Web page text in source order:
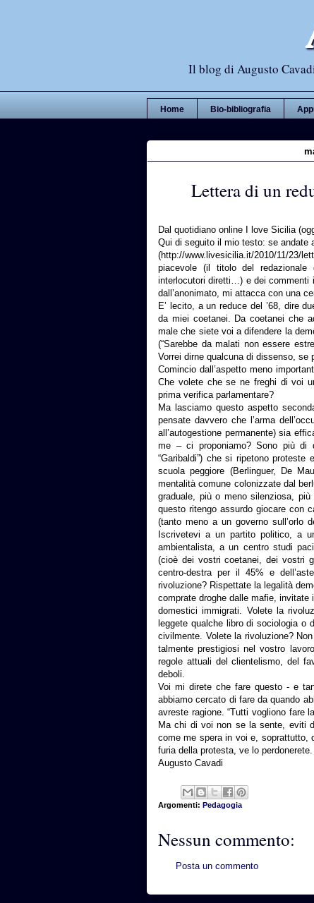
Il blog di Augusto
Home Bio-bibliografia
Lettera di un
Dal quotidiano online I love Sicilia
Qui di seguito il mio testo: se andate
(http://www.livesicilia.it/2010/11/
piacevole (il titolo del
interlocutori diretti…) e dei commenti
dall’anonimato, mi attacca con una
E’ lecito, a un reduce del ’68, dire
da miei coetanei. Da coetanei che
male che siete voi a difendere la
(“Sarebbe da malati non essere
Vorrei dirne qualcuna di dissenso, se
Comincio dall’aspetto meno
Che volete che se ne freghi di voi
prima verifica parlamentare?
Ma lasciamo questo aspetto
pensate davvero che l’arma
all’autogestione permanente) sia
me – ci proponiamo? Sono più di
“Garibaldi”) che si ripetono
scuola peggiore (Berlinguer, De
mentalità comune colonizzate dal
graduale, più o meno silenziosa,
questo ritengo assurdo giocare con
(tanto meno a un governo sull’orlo
Iscrivetevi a un partito politico, a
ambientalista, a un centro studi
(cioè dei vostri coetanei, dei vostri
centro-destra per il 45% e
rivoluzione? Rispettate la legalità
comprate droghe dalle mafie,
domestici immigrati. Volete la
leggete qualche libro di sociologia o
civilmente. Volete la rivoluzione?
talmente prestigiosi nel vostro
regole attuali del clientelismo, del
deboli.
Voi mi direte che fare questo - e
abbiamo cercato di fare da quando
avreste ragione. “Tutti vogliono fare
Ma chi di voi non se la sente, eviti
come me spera in voi e, soprattutto,
furia della protesta, ve lo perdonerete.
Augusto Cavadi
Argomenti: Pedagogia
Nessun commento:
Posta un commento